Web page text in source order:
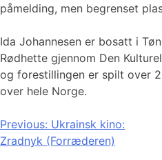
påmelding, men begrenset
Ida Johannesen er bosatt i
Rødhette gjennom Den
og forestillingen er spilt over
over hele Norge.
Innleggsnavigasjon
Previous: Ukrainsk kino:
Zradnyk (Forræderen)